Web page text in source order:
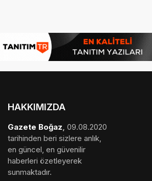
HAKKIMIZDA
Gazete Boğaz, 09.08.2020
tarihinden beri sizlere anlık,
en güncel, en güvenilir
haberleri özetleyerek
sunmaktadır.